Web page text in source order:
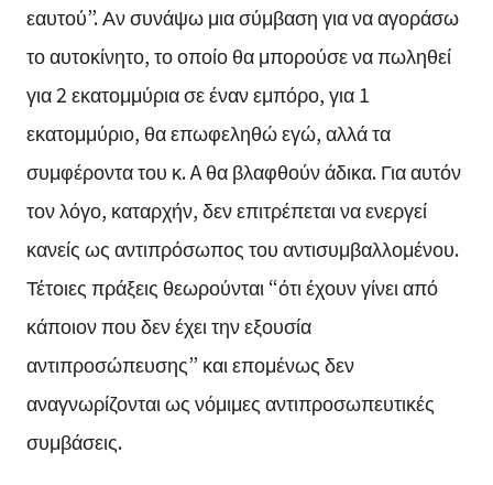
εαυτού”. Αν συνάψω μια σύμβαση για να αγοράσω
το αυτοκίνητο, το οποίο θα μπορούσε να πωληθεί
για 2 εκατομμύρια σε έναν εμπόρο, για 1
εκατομμύριο, θα επωφεληθώ εγώ, αλλά τα
συμφέροντα του κ. A θα βλαφθούν άδικα. Για αυτόν
τον λόγο, καταρχήν, δεν επιτρέπεται να ενεργεί
κανείς ως αντιπρόσωπος του αντισυμβαλλομένου.
Τέτοιες πράξεις θεωρούνται “ότι έχουν γίνει από
κάποιον που δεν έχει την εξουσία
αντιπροσώπευσης” και επομένως δεν
αναγνωρίζονται ως νόμιμες αντιπροσωπευτικές
συμβάσεις.